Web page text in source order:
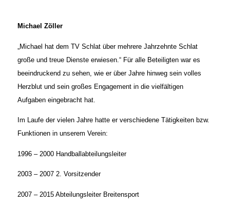
Michael Zöller
„Michael hat dem TV Schlat über mehrere Jahrzehnte Schlat
große und treue Dienste erwiesen.“ Für alle Beteiligten war es
beeindruckend zu sehen, wie er über Jahre hinweg sein volles
Herzblut und sein großes Engagement in die vielfältigen
Aufgaben eingebracht hat.
Im Laufe der vielen Jahre hatte er verschiedene Tätigkeiten bzw.
Funktionen in unserem Verein:
1996 – 2000 Handballabteilungsleiter
2003 – 2007 2. Vorsitzender
2007 – 2015 Abteilungsleiter Breitensport